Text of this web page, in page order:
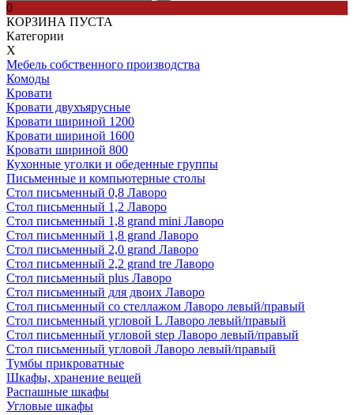
0
КОРЗИНА ПУСТА
Категории
Х
Мебель собственного производства
Комоды
Кровати
Кровати двухъярусные
Кровати шириной 1200
Кровати шириной 1600
Кровати шириной 800
Кухонные уголки и обеденные группы
Письменные и компьютерные столы
Стол письменный 0,8 Лаворо
Стол письменный 1,2 Лаворо
Стол письменный 1,8 grand mini Лаворо
Стол письменный 1,8 grand Лаворо
Стол письменный 2,0 grand Лаворо
Стол письменный 2,2 grand tre Лаворо
Стол письменный plus Лаворо
Стол письменный для двоих Лаворо
Стол письменный со стеллажом Лаворо левый/правый
Стол письменный угловой L Лаворо левый/правый
Стол письменный угловой step Лаворо левый/правый
Стол письменный угловой Лаворо левый/правый
Тумбы прикроватные
Шкафы, хранение вещей
Распашные шкафы
Угловые шкафы